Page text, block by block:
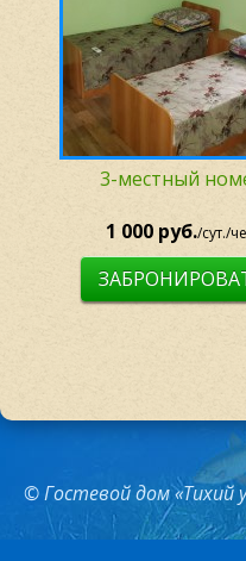
3-местный
1 000 руб./сут./
© Гостевой дом «Тихий